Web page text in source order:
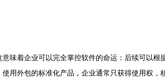
味着企业可以完全掌控软件的命运：后续可以
用外包的标准化产品，企业通常只获得使用权，